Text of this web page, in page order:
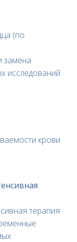
(по
замена
исследований
крови
терапия